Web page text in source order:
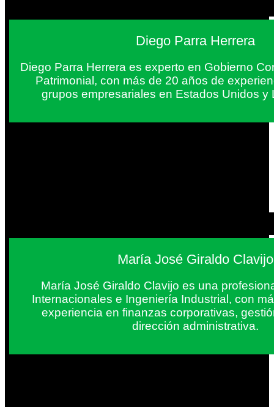
Diego Parra Herrera
Diego Parra Herrera es experto en Gobierno
Patrimonial, con más de 20 años de
grupos empresariales en Estados Unidos y
María José Giraldo Clavijo
María José Giraldo Clavijo es una
Internacionales e Ingeniería Industrial, con
experiencia en finanzas corporativas,
dirección administrativa.